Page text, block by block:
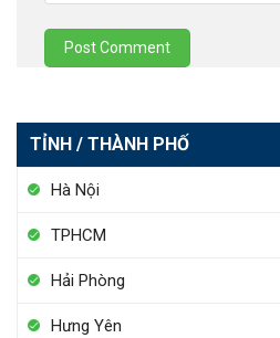
TỈNH / THÀNH PHỐ
Hà Nội
TPHCM
Hải Phòng
Hưng Yên